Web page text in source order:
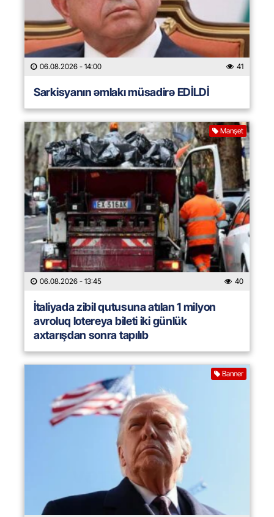
06.08.2026 - 14:00 41
Sarkisyanın əmlakı müsadirə EDİLDİ
Manşet
06.08.2026 - 13:45 40
İtaliyada zibil qutusuna atılan 1 milyon
avroluq lotereya bileti iki günlük
axtarışdan sonra tapılıb
Banner